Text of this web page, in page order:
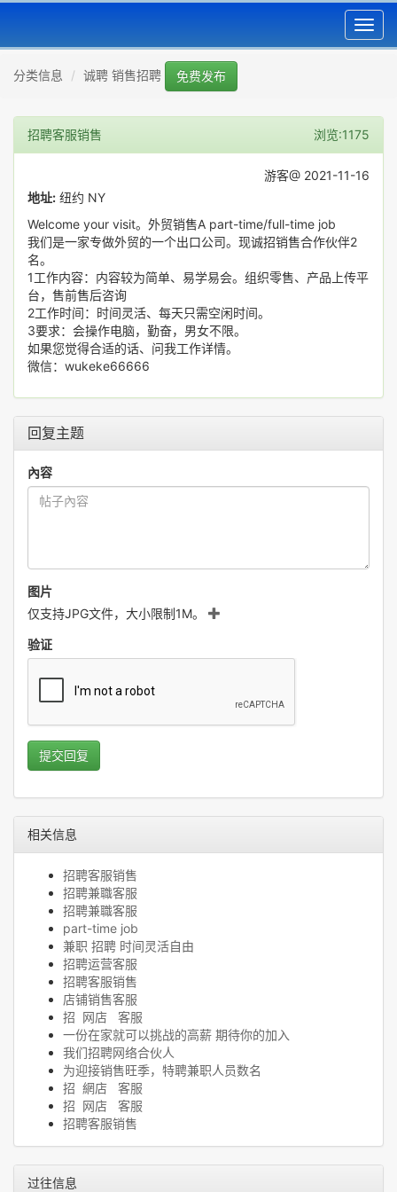
分类信息 诚聘 销售招聘 免费发布
招聘客服销售 浏览:1175
游客@ 2021-11-16
地址: 纽约 NY
Welcome your visit。外贸销售A part-time/full-time job
我们是一家专做外贸的一个出口公司。现诚招销售合作伙伴2
名。
1工作内容：内容较为简单、易学易会。组织零售、产品上传平
台，售前售后咨询
2工作时间：时间灵活、每天只需空闲时间。
3要求：会操作电脑，勤奋，男女不限。
如果您觉得合适的话、问我工作详情。
微信：wukeke66666
回复主题
內容
图片
仅支持JPG文件，大小限制1M。
验证
提交回复
相关信息
招聘客服销售
招聘兼職客服
招聘兼職客服
part-time job
兼职 招聘 时间灵活自由
招聘运营客服
招聘客服销售
店铺销售客服
招 网店 客服
一份在家就可以挑战的高薪 期待你的加入
我们招聘网络合伙人
为迎接销售旺季，特聘兼职人员数名
招 網店 客服
招 网店 客服
招聘客服销售
过往信息